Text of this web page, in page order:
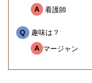
A
看護師
Q 趣味は？
A マージャン